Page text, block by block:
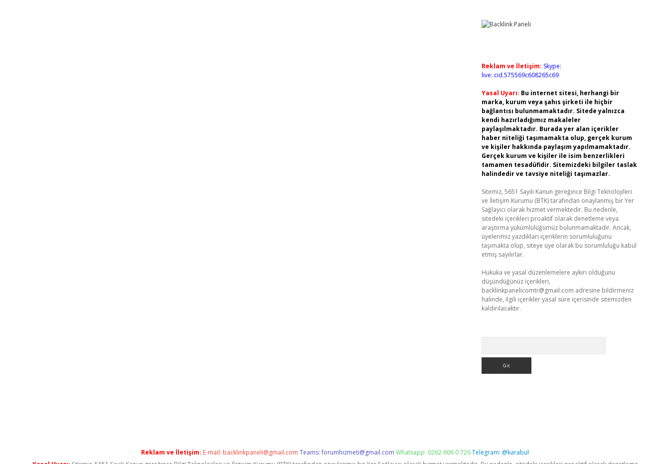
Reklam ve İletişim: Skype:
live:.cid.575569c608265c69
Yasal Uyarı: Bu internet sitesi, herhangi bir
marka, kurum veya şahıs şirketi ile hiçbir
bağlantısı bulunmamaktadır. Sitede yalnızca
kendi hazırladığımız makaleler
paylaşılmaktadır. Burada yer alan içerikler
haber niteliği taşımamakta olup, gerçek kurum
ve kişiler hakkında paylaşım yapılmamaktadır.
Gerçek kurum ve kişiler ile isim benzerlikleri
tamamen tesadüfidir. Sitemizdeki bilgiler taslak
halindedir ve tavsiye niteliği taşımazlar.
Sitemiz, 5651 Sayılı Kanun gereğince Bilgi Teknolojileri
ve İletişim Kurumu (BTK) tarafından onaylanmış bir Yer
Sağlayıcı olarak hizmet vermektedir. Bu nedenle,
sitedeki içerikleri proaktif olarak denetleme veya
araştırma yükümlülüğümüz bulunmamaktadır. Ancak,
üyelerimiz yazdıkları içeriklerin sorumluluğunu
taşımakta olup, siteye üye olarak bu sorumluluğu kabul
etmiş sayılırlar.
Hukuka ve yasal düzenlemelere aykırı olduğunu
düşündüğünüz içerikleri,
backlinkpanelicomtr@gmail.com adresine bildirmeniz
halinde, ilgili içerikler yasal süre içerisinde sitemizden
kaldırılacaktır.
Reklam ve İletişim: E-mail: backlinkpaneli@gmail.com Teams:forumhizmeti@gmail.com Whatsapp: 0262 606 0 726Telegram: @karabul